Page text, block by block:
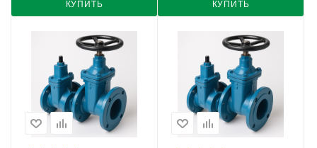
КУПИТЬ КУПИТЬ